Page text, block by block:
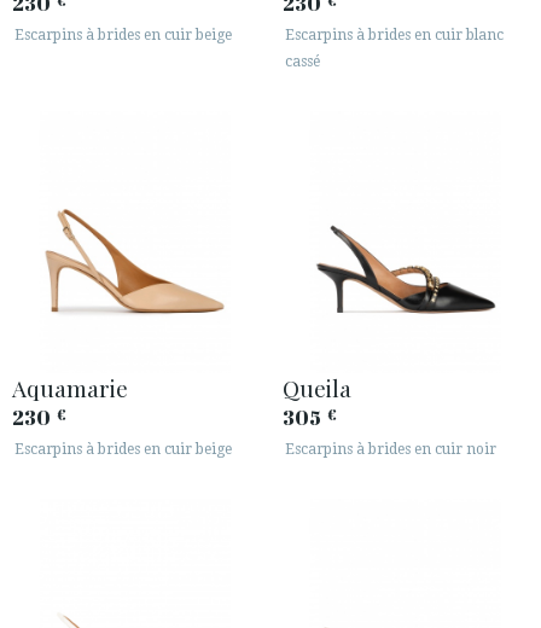
Escarpins à brides en cuir beige
Escarpins à brides en cuir blanc
cassé
Aquamarie
230 €
Escarpins à brides en cuir beige
Queila
305 €
Escarpins à brides en cuir noir